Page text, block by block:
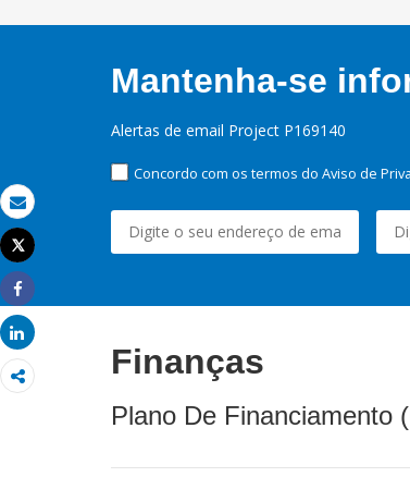
Email
Imprimir
Tweet
Share
Share
Mantenha-se
Alertas de email Project P169140
Concordo com os termos do Aviso de
Finanças
Plano De Financiamento